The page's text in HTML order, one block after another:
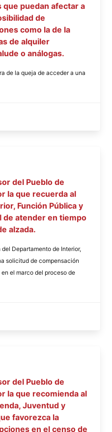
puedan afectar a
de
como la de la
de alquiler
o análogas.
de la queja de acceder a una
del Pueblo de
la que recuerda al
Función Pública y
de atender en tiempo
alzada.
Departamento de Interior,
solicitud de compensación
el marco del proceso de
del Pueblo de
la que recomienda al
Juventud y
favorezca la
en el censo de